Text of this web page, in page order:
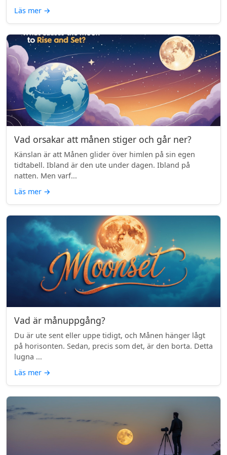
Läs mer →
Vad orsakar att månen stiger och går ner?
Känslan är att Månen glider över himlen på sin egen
tidtabell. Ibland är den ute under dagen. Ibland på
natten. Men varf...
Läs mer →
Vad är månuppgång?
Du är ute sent eller uppe tidigt, och Månen hänger lågt
på horisonten. Sedan, precis som det, är den borta. Detta
lugna ...
Läs mer →